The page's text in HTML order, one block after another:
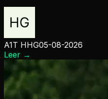
A1T HHG05-08-2026
Leer →